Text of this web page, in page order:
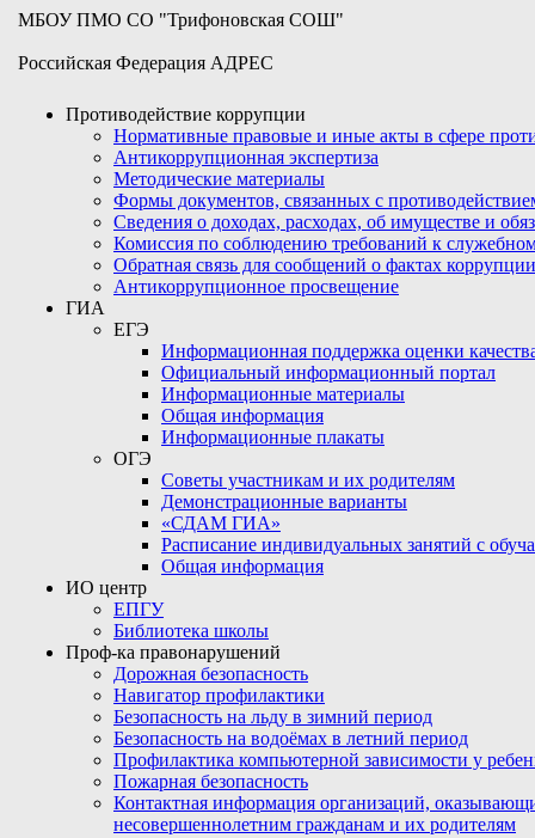
МБОУ ПМО СО "Трифоновская СОШ"
Российская Федерация АДРЕС
Противодействие коррупции
Нормативные правовые и иные акты в сфере
Антикоррупционная экспертиза
Методические материалы
Формы документов, связанных с
Сведения о доходах, расходах, об имуществе и
Комиссия по соблюдению требований к
Обратная связь для сообщений о фактах коррупции
Антикоррупционное просвещение
ГИА
ЕГЭ
Информационная поддержка оценки
Официальный информационный портал
Информационные материалы
Общая информация
Информационные плакаты
ОГЭ
Советы участникам и их родителям
Демонстрационные варианты
«СДАМ ГИА»
Расписание индивидуальных занятий с
Общая информация
ИО центр
ЕПГУ
Библиотека школы
Проф-ка правонарушений
Дорожная безопасность
Навигатор профилактики
Безопасность на льду в зимний период
Безопасность на водоёмах в летний период
Профилактика компьютерной зависимости у
Пожарная безопасность
Контактная информация организаций,
несовершеннолетним гражданам и их родителям